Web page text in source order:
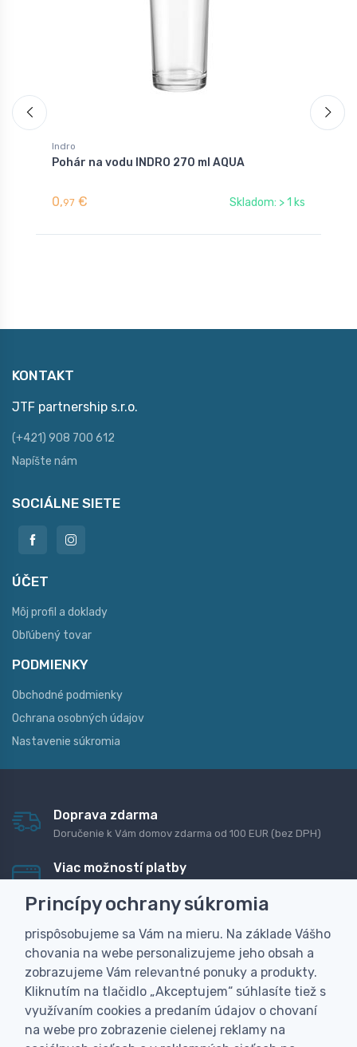
Indro
Pohár na vodu INDRO 270 ml AQUA
0,97 € Skladom: > 1 ks
KONTAKT
JTF partnership s.r.o.
(+421) 908 700 612
Napíšte nám
SOCIÁLNE SIETE
ÚČET
Môj profil a doklady
Obľúbený tovar
PODMIENKY
Obchodné podmienky
Ochrana osobných údajov
Nastavenie súkromia
Doprava zdarma
Doručenie k Vám domov zdarma od 100 EUR (bez DPH)
Viac možností platby
dobierku
Personalizácia
Vyrobíme Vám vlastný originálny darček
Skúsenosť
Široký sortiment, z ktorého Vám pomôžeme vybrať
Princípy ochrany súkromia
prispôsobujeme sa Vám na mieru. Na základe Vášho
chovania na webe personalizujeme jeho obsah a
zobrazujeme Vám relevantné ponuky a produkty.
Kliknutím na tlačidlo „Akceptujem“ súhlasíte tiež s
využívaním cookies a predaním údajov o chovaní
na webe pro zobrazenie cielenej reklamy na